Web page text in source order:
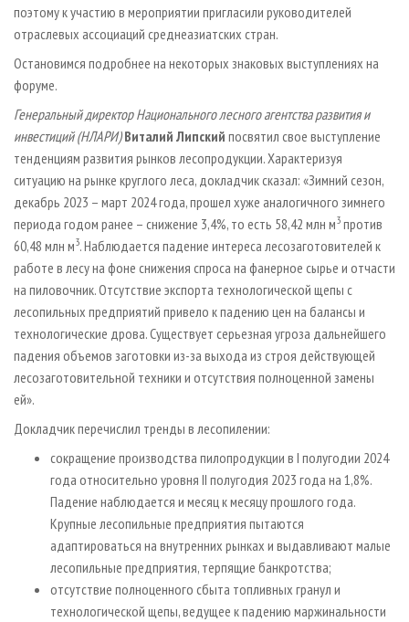
поэтому к участию в мероприятии пригласили руководителей
отраслевых ассоциаций среднеазиатских стран.
Остановимся подробнее на некоторых знаковых выступлениях на
форуме.
Генеральный директор Национального лесного агентства развития и
инвестиций (НЛАРИ) Виталий Липский посвятил свое выступление
тенденциям развития рынков лесопродукции. Характеризуя
ситуацию на рынке круглого леса, докладчик сказал: «Зимний сезон,
декабрь 2023 – март 2024 года, прошел хуже аналогичного зимнего
периода годом ранее – снижение 3,4%, то есть 58,42 млн м3 против
60,48 млн м3. Наблюдается падение интереса лесозаготовителей к
работе в лесу на фоне снижения спроса на фанерное сырье и отчасти
на пиловочник. Отсутствие экспорта технологической щепы с
лесопильных предприятий привело к падению цен на балансы и
технологические дрова. Существует серьезная угроза дальнейшего
падения объемов заготовки из-за выхода из строя действующей
лесозаготовительной техники и отсутствия полноценной замены
ей».
Докладчик перечислил тренды в лесопилении:
сокращение производства пилопродукции в I полугодии 2024
года относительно уровня II полугодия 2023 года на 1,8%.
Падение наблюдается и месяц к месяцу прошлого года.
Крупные лесопильные предприятия пытаются
адаптироваться на внутренних рынках и выдавливают малые
лесопильные предприятия, терпящие банкротства;
отсутствие полноценного сбыта топливных гранул и
технологической щепы, ведущее к падению маржинальности